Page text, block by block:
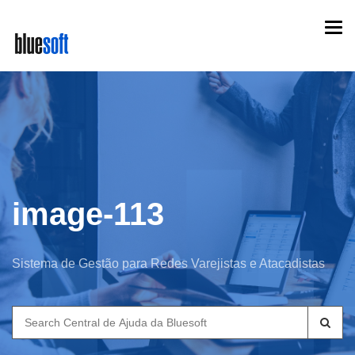
main
content
image-113
Sistema de Gestão para Redes Varejistas e Atacadistas
Search
for: